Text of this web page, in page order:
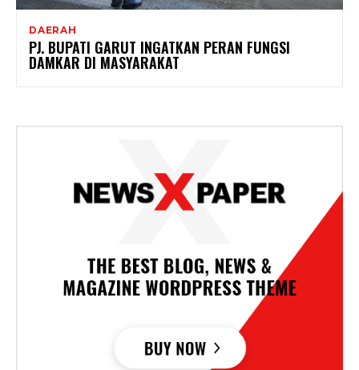
DAERAH
PJ. BUPATI GARUT INGATKAN PERAN FUNGSI
DAMKAR DI MASYARAKAT